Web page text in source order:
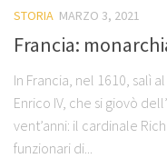
STORIA MARZO 3, 2021
Francia:
In Francia, nel 1610, salì
Enrico IV, che si giovò
vent’anni: il cardinale
funzionari di...